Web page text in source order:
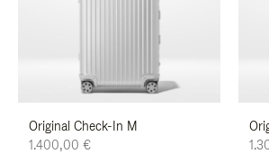
Original Check-In M
1.400,00 €